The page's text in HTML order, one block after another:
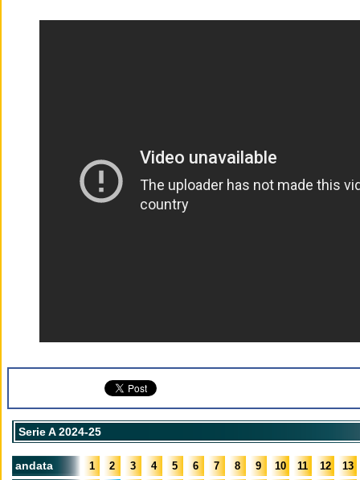
Serie A 2024-25
andata 1 2 3 4 5 6 7 8 9 10 11 12 13